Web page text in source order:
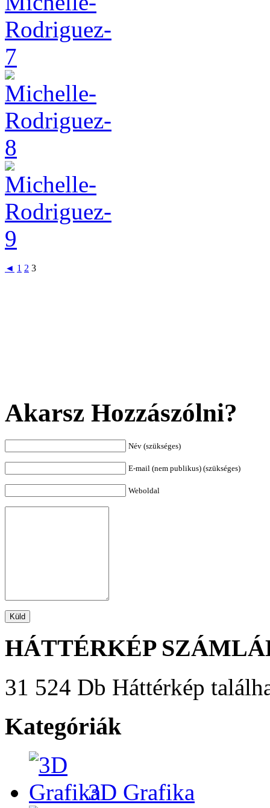
◄ 1 2 3
Akarsz Hozzászólni?
Név (szükséges)
E-mail (nem publikus) (szükséges)
Weboldal
HÁTTÉRKÉP
31 524 Db Háttérkép
Kategóriák
3D Grafika